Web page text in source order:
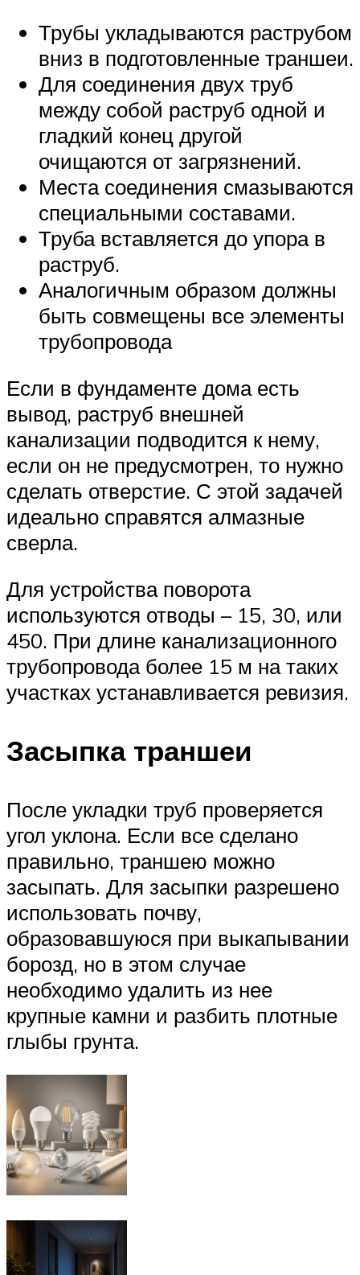
Трубы укладываются раструбом
вниз в подготовленные траншеи.
Для соединения двух труб
между собой раструб одной и
гладкий конец другой
очищаются от загрязнений.
Места соединения смазываются
специальными составами.
Труба вставляется до упора в
раструб.
Аналогичным образом должны
быть совмещены все элементы
трубопровода
Если в фундаменте дома есть
вывод, раструб внешней
канализации подводится к нему,
если он не предусмотрен, то нужно
сделать отверстие. С этой задачей
идеально справятся алмазные
сверла.
Для устройства поворота
используются отводы – 15, 30, или
450. При длине канализационного
трубопровода более 15 м на таких
участках устанавливается ревизия.
Засыпка траншеи
После укладки труб проверяется
угол уклона. Если все сделано
правильно, траншею можно
засыпать. Для засыпки разрешено
использовать почву,
образовавшуюся при выкапывании
борозд, но в этом случае
необходимо удалить из нее
крупные камни и разбить плотные
глыбы грунта.